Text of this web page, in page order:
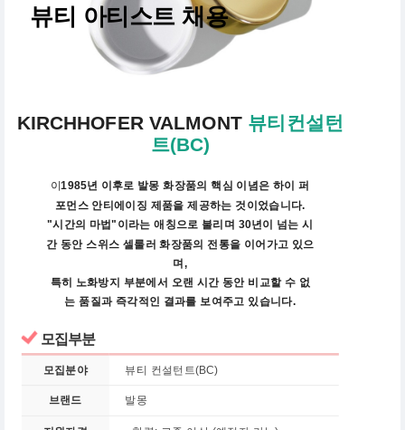
뷰티 아티스트 채용
KIRCHHOFER VALMONT 뷰티컨설턴
트(BC)
이1985년 이후로 발몽 화장품의 핵심 이념은 하이 퍼
포먼스 안티에이징 제품을 제공하는 것이었습니다.
"시간의 마법"이라는 애칭으로 불리며 30년이 넘는 시
간 동안 스위스 셀룰러 화장품의 전통을 이어가고 있으
며,
특히 노화방지 부분에서 오랜 시간 동안 비교할 수 없
는 품질과 즉각적인 결과를 보여주고 있습니다.
모집부분
모집분야 뷰티 컨설턴트(BC)
브랜드 발몽